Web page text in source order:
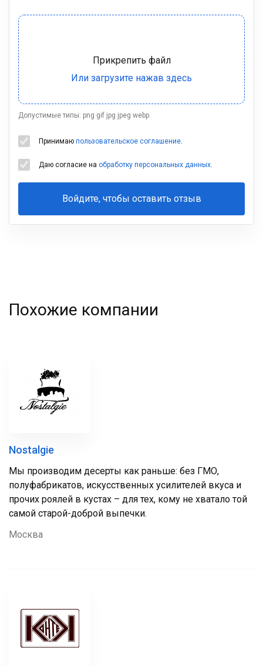
Допустимые типы: png gif jpg jpeg webp.
Принимаю пользовательское соглашение.
Даю согласие на обработку персональных данных.
Войдите, чтобы оставить отзыв
Ваша
Похожие компании
Nostalgie
Мы производим десерты как раньше: без ГМО,
полуфабрикатов, искусственных усилителей вкуса и
прочих роялей в кустах – для тех, кому не хватало той
самой старой-доброй выпечки.
Москва